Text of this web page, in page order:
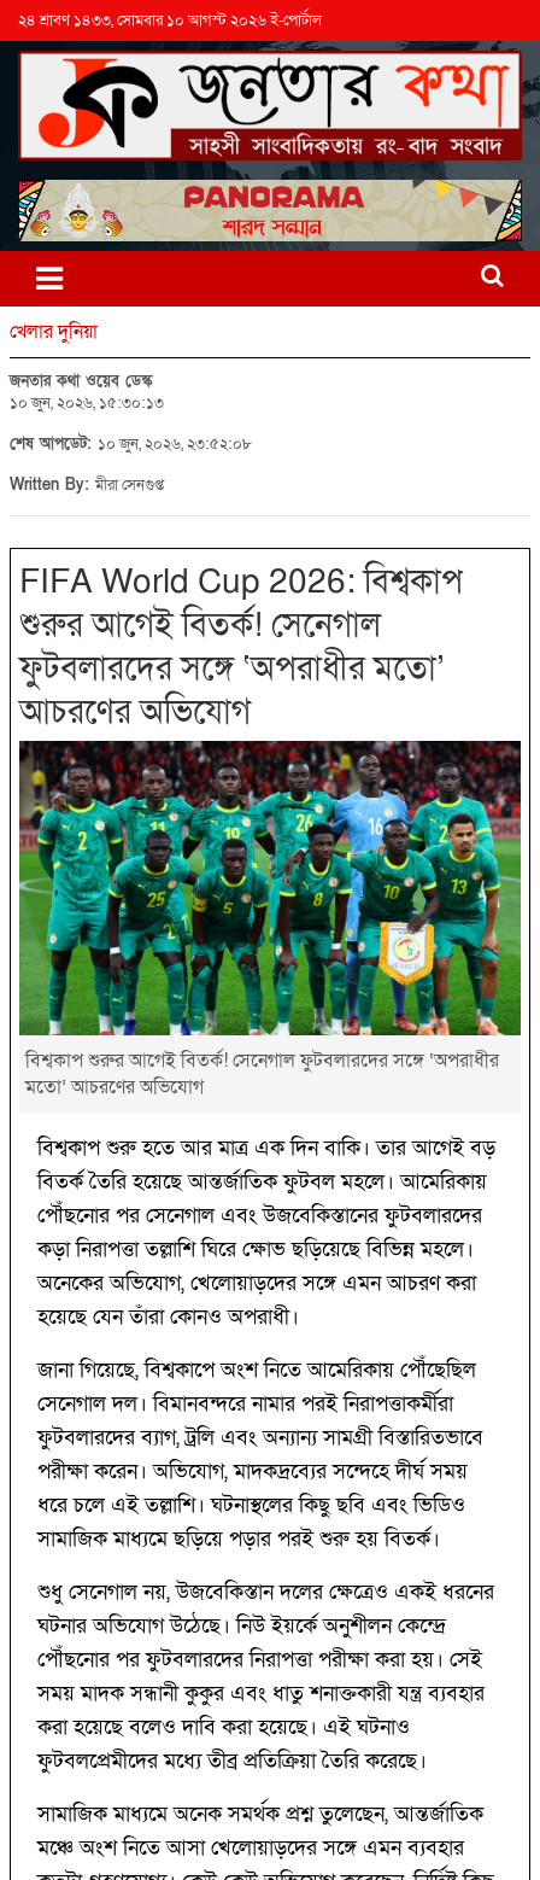
২৪ শ্রাবণ ১৪৩৩, সোমবার ১০ আগস্ট ২০২৬ ই-পোর্টাল
খেলার দুনিয়া
জনতার কথা ওয়েব ডেস্ক
১০ জুন, ২০২৬, ১৫:৩০:১৩
শেষ আপডেট: ১০ জুন, ২০২৬, ২৩:৫২:০৮
Written By:মীরা সেনগুপ্ত
FIFA World Cup 2026: বিশ্বকাপ
শুরুর আগেই বিতর্ক! সেনেগাল
ফুটবলারদের সঙ্গে ‘অপরাধীর মতো’
আচরণের অভিযোগ
বিশ্বকাপ শুরুর আগেই বিতর্ক! সেনেগাল ফুটবলারদের সঙ্গে ‘অপরাধীর
মতো’ আচরণের অভিযোগ
বিশ্বকাপ শুরু হতে আর মাত্র এক দিন বাকি। তার আগেই বড়
বিতর্ক তৈরি হয়েছে আন্তর্জাতিক ফুটবল মহলে। আমেরিকায়
পৌঁছনোর পর সেনেগাল এবং উজবেকিস্তানের ফুটবলারদের
কড়া নিরাপত্তা তল্লাশি ঘিরে ক্ষোভ ছড়িয়েছে বিভিন্ন মহলে।
অনেকের অভিযোগ, খেলোয়াড়দের সঙ্গে এমন আচরণ করা
হয়েছে যেন তাঁরা কোনও অপরাধী।
জানা গিয়েছে, বিশ্বকাপে অংশ নিতে আমেরিকায় পৌঁছেছিল
সেনেগাল দল। বিমানবন্দরে নামার পরই নিরাপত্তাকর্মীরা
ফুটবলারদের ব্যাগ, ট্রলি এবং অন্যান্য সামগ্রী বিস্তারিতভাবে
পরীক্ষা করেন। অভিযোগ, মাদকদ্রব্যের সন্দেহে দীর্ঘ সময়
ধরে চলে এই তল্লাশি। ঘটনাস্থলের কিছু ছবি এবং ভিডিও
সামাজিক মাধ্যমে ছড়িয়ে পড়ার পরই শুরু হয় বিতর্ক।
শুধু সেনেগাল নয়, উজবেকিস্তান দলের ক্ষেত্রেও একই ধরনের
ঘটনার অভিযোগ উঠেছে। নিউ ইয়র্কে অনুশীলন কেন্দ্রে
পৌঁছনোর পর ফুটবলারদের নিরাপত্তা পরীক্ষা করা হয়। সেই
সময় মাদক সন্ধানী কুকুর এবং ধাতু শনাক্তকারী যন্ত্র ব্যবহার
করা হয়েছে বলেও দাবি করা হয়েছে। এই ঘটনাও
ফুটবলপ্রেমীদের মধ্যে তীব্র প্রতিক্রিয়া তৈরি করেছে।
সামাজিক মাধ্যমে অনেক সমর্থক প্রশ্ন তুলেছেন, আন্তর্জাতিক
মঞ্চে অংশ নিতে আসা খেলোয়াড়দের সঙ্গে এমন ব্যবহার